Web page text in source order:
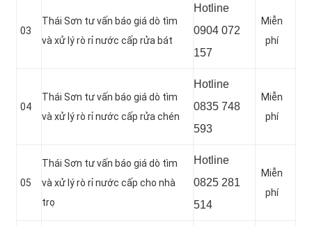
03
Thái Sơn tư vấn báo giá dò tìm
và xử lý rò rỉ nước cấp rửa bát
Hotline
0904 072
157
Miễn
phí
04
Thái Sơn tư vấn báo giá dò tìm
và xử lý rò rỉ nước cấp rửa chén
Hotline
0835 748
593
Miễn
phí
05
Thái Sơn tư vấn báo giá dò tìm
và xử lý rò rỉ nước cấp cho nhà
trọ
Hotline
0825 281
514
Miễn
phí